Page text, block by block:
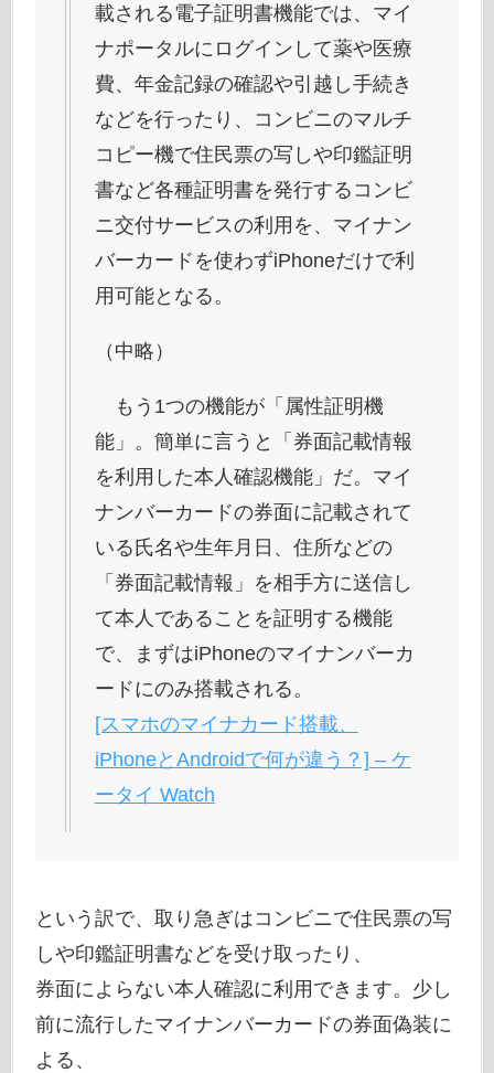
載される電子証明書機能では、マイ
ナポータルにログインして薬や医療
費、年金記録の確認や引越し手続き
などを行ったり、コンビニのマルチ
コピー機で住民票の写しや印鑑証明
書など各種証明書を発行するコンビ
ニ交付サービスの利用を、マイナン
バーカードを使わずiPhoneだけで利
用可能となる。
（中略）
もう1つの機能が「属性証明機
能」。簡単に言うと「券面記載情報
を利用した本人確認機能」だ。マイ
ナンバーカードの券面に記載されて
いる氏名や生年月日、住所などの
「券面記載情報」を相手方に送信し
て本人であることを証明する機能
で、まずはiPhoneのマイナンバーカ
ードにのみ搭載される。
[スマホのマイナカード搭載、
iPhoneとAndroidで何が違う？] – ケ
ータイ Watch
という訳で、取り急ぎはコンビニで住民票の写
しや印鑑証明書などを受け取ったり、
券面によらない本人確認に利用できます。少し
前に流行したマイナンバーカードの券面偽装に
よる、